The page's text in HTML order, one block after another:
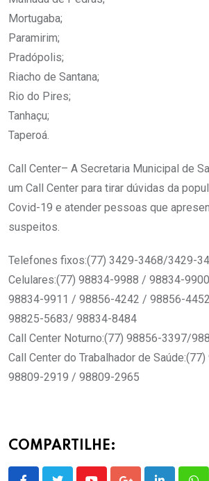
Mortugaba;
Paramirim;
Pradópolis;
Riacho de Santana;
Rio do Pires;
Tanhaçu;
Taperoá.
Call Center– A Secretaria Municipal de
um Call Center para tirar dúvidas da
Covid-19 e atender pessoas que
suspeitos.
Telefones fixos:(77) 3429-3468/3429-
Celulares:(77) 98834-9988 / 98834-
98834-9911 / 98856-4242 / 98856-
98825-5683/ 98834-8484
Call Center Noturno:(77) 98856-3397/
Call Center do Trabalhador de
98809-2919 / 98809-2965
COMPARTILHE: